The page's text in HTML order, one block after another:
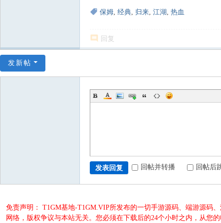
保姆, 经典, 归来, 江湖 , 热血
回复
发新帖
发表回复 回帖并转播 回帖后
免责声明： T1GM基地-T1GM.VIP所发布的一切手游源码、端游源码
网络，版权争议与本站无关。您必须在下载后的24个小时之内，从您